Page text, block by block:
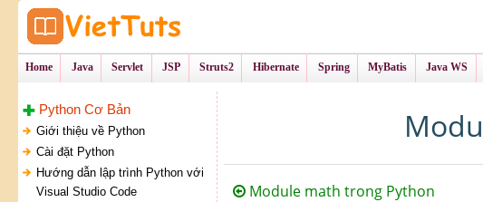
Home Java Servlet JSP Struts2 Hibernate Spring MyBatis Java WS
Python Cơ Bản
Giới thiệu về Python
Cài đặt Python
Hướng dẫn lập trình Python với
Visual Studio Code
Module math trong Python